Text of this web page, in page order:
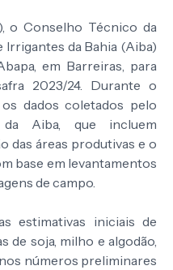
o Conselho Técnico da
da Bahia (Aiba)
em Barreiras, para
2023/24. Durante o
dados coletados pelo
Aiba, que incluem
das áreas produtivas e o
base em levantamentos
de campo.
estimativas iniciais de
de soja, milho e algodão,
números preliminares